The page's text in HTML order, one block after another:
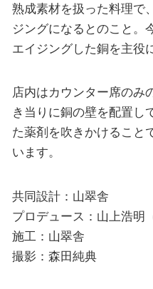
熟成素材を扱った料理で
ジングになるとのこと。
エイジングした銅を主役
店内はカウンター席のみ
き当りに銅の壁を配置し
た薬剤を吹きかけること
います。
共同設計：山翠舎
プロデュース：山上浩明
施工：山翠舎
撮影：森田純典